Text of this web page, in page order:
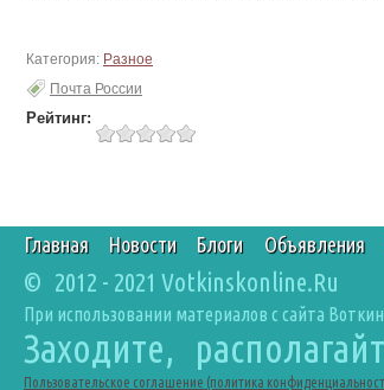
Категория: Разное
Почта России
Рейтинг:
Главная Новости Блоги Объявления
© 2012 - 2021 Votkinskonline.Ru
При использовании материалов с сайта
Заходите,
Пользовательское соглашение (политика